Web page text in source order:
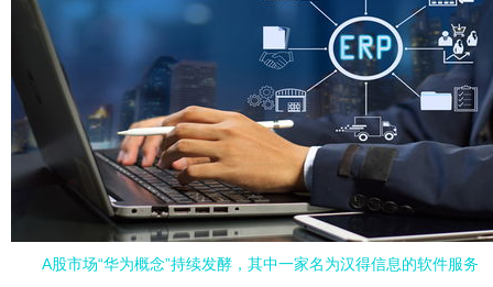
A股市场“华为概念”持续发酵，其中一家名为汉得信息的软件服务